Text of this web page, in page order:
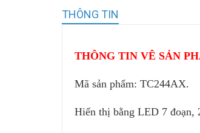
THÔNG TIN
THÔNG TIN VÊ SẢN
Mã sản phẩm: TC244AX.
Hiển thị bằng LED 7 đoạn,